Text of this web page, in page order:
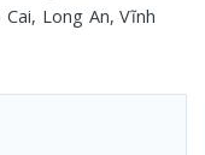
Long An, Vĩnh